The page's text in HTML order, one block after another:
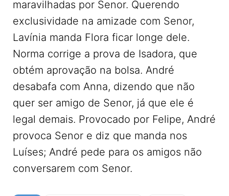
maravilhadas por Senor. Querendo
exclusividade na amizade com Senor,
Lavínia manda Flora ficar longe dele.
Norma corrige a prova de Isadora, que
obtém aprovação na bolsa. André
desabafa com Anna, dizendo que não
quer ser amigo de Senor, já que ele é
legal demais. Provocado por Felipe, André
provoca Senor e diz que manda nos
Luíses; André pede para os amigos não
conversarem com Senor.